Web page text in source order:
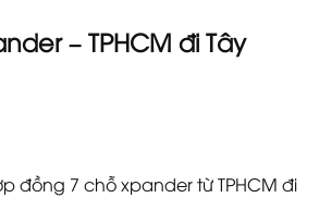
– TPHCM đi Tây
đồng 7 chỗ xpander từ TPHCM đi